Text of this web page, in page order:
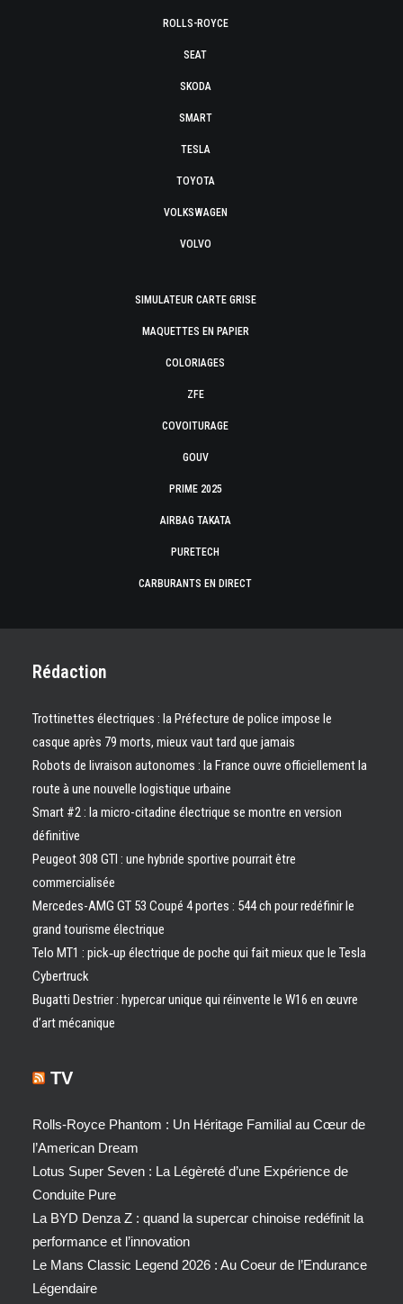
ROLLS-ROYCE
SEAT
SKODA
SMART
TESLA
TOYOTA
VOLKSWAGEN
VOLVO
SIMULATEUR CARTE GRISE
MAQUETTES EN PAPIER
COLORIAGES
ZFE
COVOITURAGE
GOUV
PRIME 2025
AIRBAG TAKATA
PURETECH
CARBURANTS EN DIRECT
Rédaction
Trottinettes électriques : la Préfecture de police impose le
casque après 79 morts, mieux vaut tard que jamais
Robots de livraison autonomes : la France ouvre officiellement la
route à une nouvelle logistique urbaine
Smart #2 : la micro-citadine électrique se montre en version
définitive
Peugeot 308 GTI : une hybride sportive pourrait être
commercialisée
Mercedes-AMG GT 53 Coupé 4 portes : 544 ch pour redéfinir le
grand tourisme électrique
Telo MT1 : pick‑up électrique de poche qui fait mieux que le Tesla
Cybertruck
Bugatti Destrier : hypercar unique qui réinvente le W16 en œuvre
d’art mécanique
TV
Rolls-Royce Phantom : Un Héritage Familial au Cœur de
l’American Dream
Lotus Super Seven : La Légèreté d’une Expérience de
Conduite Pure
La BYD Denza Z : quand la supercar chinoise redéfinit la
performance et l’innovation
Le Mans Classic Legend 2026 : Au Coeur de l’Endurance
Légendaire